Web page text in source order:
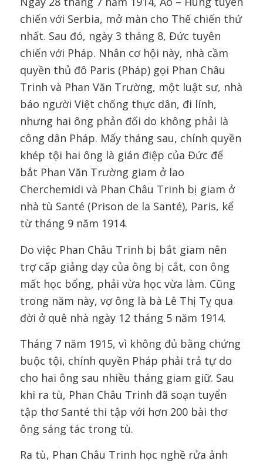
chiến với Serbia, mở màn cho Thế chiến thứ
nhất. Sau đó, ngày 3 tháng 8, Đức tuyên
chiến với Pháp. Nhân cơ hội này, nhà cầm
quyền thủ đô Paris (Pháp) gọi Phan Châu
Trinh và Phan Văn Trường, một luật sư, nhà
báo người Việt chống thực dân, đi lính,
nhưng hai ông phản đối do không phải là
công dân Pháp. Mấy tháng sau, chính quyền
khép tội hai ông là gián điệp của Đức để
bắt Phan Văn Trường giam ở lao
Cherchemidi và Phan Châu Trinh bị giam ở
nhà tù Santé (Prison de la Santé), Paris, kể
từ tháng 9 năm 1914.
Do việc Phan Châu Trinh bị bắt giam nên
trợ cấp giảng dạy của ông bị cắt, con ông
mất học bổng, phải vừa học vừa làm. Cũng
trong năm này, vợ ông là bà Lê Thị Tỵ qua
đời ở quê nhà ngày 12 tháng 5 năm 1914.
Tháng 7 năm 1915, vì không đủ bằng chứng
buộc tội, chính quyền Pháp phải trả tự do
cho hai ông sau nhiều tháng giam giữ. Sau
khi ra tù, Phan Châu Trinh đã soạn tuyển
tập thơ Santé thi tập với hơn 200 bài thơ
ông sáng tác trong tù.
Ra tù, Phan Châu Trinh học nghề rửa ảnh